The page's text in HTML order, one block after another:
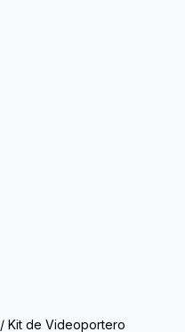
/ Kit de Videoportero